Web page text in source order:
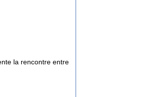
la rencontre entre